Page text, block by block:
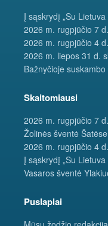
Į sąskrydį „Su
2026 m. rugpjūčio 7
2026 m. rugpjūčio 4
2026 m. liepos 31 d.
Bažnyčioje
Skaitomiausi
2026 m. rugpjūčio 7
Žolinės šventė Šatėse
2026 m. rugpjūčio 4
Į sąskrydį „Su
Vasaros šventė
Puslapiai